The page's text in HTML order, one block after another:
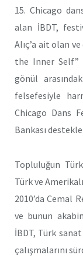
15. Chicago
alan İBDT,
Alıç’a ait olan
the Inner Self”
gönül
felsefesiyle
Chicago Dans
Bankası
Topluluğun
Türk ve
2010’da Cemal
ve bunun
İBDT, Türk
çalışmalarını